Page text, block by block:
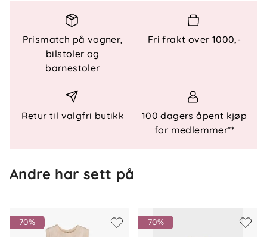
Nøkkelfunksjoner:
Lett og pustende stoff
– Behagelig å ha på
hele dagen.
Snøring – Gir en trygg og justerbar passform.
sommerlook.
Lukking:Snøring
Mønster: Heldekkende print
Prismatch på vogner,
bilstoler og
barnestoler
Fri frakt over 1000,-
Retur til valgfri butikk
100 dagers åpent kjøp
for medlemmer**
Andre har sett på
70% 70%